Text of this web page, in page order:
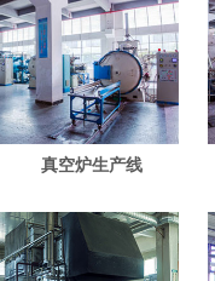
真空炉生产线